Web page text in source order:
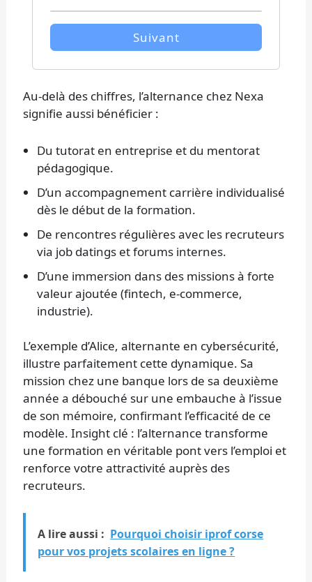
Suivant
Au-delà des chiffres, l’alternance chez Nexa
signifie aussi bénéficier :
Du tutorat en entreprise et du mentorat
pédagogique.
D’un accompagnement carrière individualisé
dès le début de la formation.
De rencontres régulières avec les recruteurs
via job datings et forums internes.
D’une immersion dans des missions à forte
valeur ajoutée (fintech, e-commerce,
industrie).
L’exemple d’Alice, alternante en cybersécurité,
illustre parfaitement cette dynamique. Sa
mission chez une banque lors de sa deuxième
année a débouché sur une embauche à l’issue
de son mémoire, confirmant l’efficacité de ce
modèle. Insight clé : l’alternance transforme
une formation en véritable pont vers l’emploi et
renforce votre attractivité auprès des
recruteurs.
A lire aussi : Pourquoi choisir iprof corse
pour vos projets scolaires en ligne ?